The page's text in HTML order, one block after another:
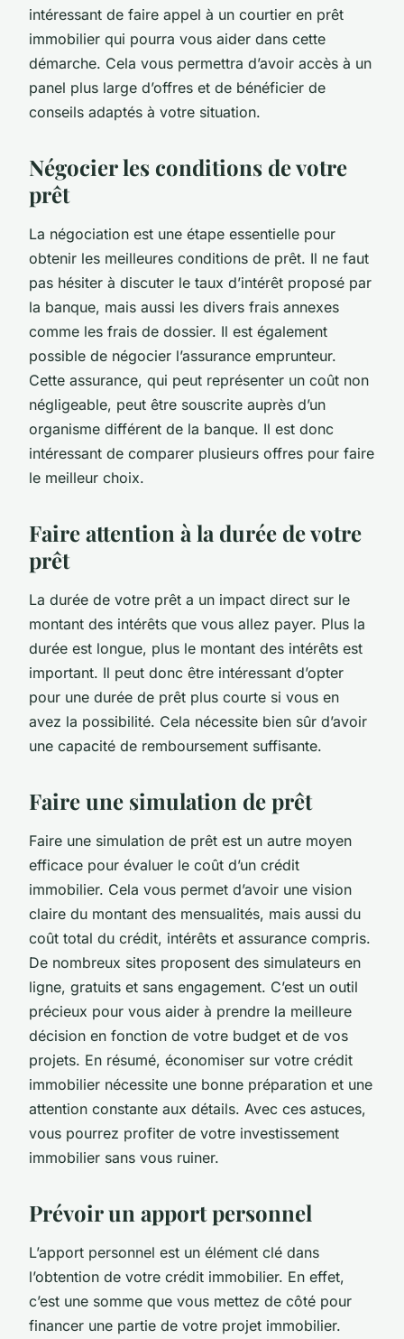
intéressant de faire appel à un courtier en prêt
immobilier qui pourra vous aider dans cette
démarche. Cela vous permettra d’avoir accès à un
panel plus large d’offres et de bénéficier de
conseils adaptés à votre situation.
Négocier les conditions de votre
prêt
La négociation est une étape essentielle pour
obtenir les meilleures conditions de prêt. Il ne faut
pas hésiter à discuter le taux d’intérêt proposé par
la banque, mais aussi les divers frais annexes
comme les frais de dossier. Il est également
possible de négocier l’assurance emprunteur.
Cette assurance, qui peut représenter un coût non
négligeable, peut être souscrite auprès d’un
organisme différent de la banque. Il est donc
intéressant de comparer plusieurs offres pour faire
le meilleur choix.
Faire attention à la durée de votre
prêt
La durée de votre prêt a un impact direct sur le
montant des intérêts que vous allez payer. Plus la
durée est longue, plus le montant des intérêts est
important. Il peut donc être intéressant d’opter
pour une durée de prêt plus courte si vous en
avez la possibilité. Cela nécessite bien sûr d’avoir
une capacité de remboursement suffisante.
Faire une simulation de prêt
Faire une simulation de prêt est un autre moyen
efficace pour évaluer le coût d’un crédit
immobilier. Cela vous permet d’avoir une vision
claire du montant des mensualités, mais aussi du
coût total du crédit, intérêts et assurance compris.
De nombreux sites proposent des simulateurs en
ligne, gratuits et sans engagement. C’est un outil
précieux pour vous aider à prendre la meilleure
décision en fonction de votre budget et de vos
projets. En résumé, économiser sur votre crédit
immobilier nécessite une bonne préparation et une
attention constante aux détails. Avec ces astuces,
vous pourrez profiter de votre investissement
immobilier sans vous ruiner.
Prévoir un apport personnel
L’apport personnel est un élément clé dans
l’obtention de votre crédit immobilier. En effet,
c’est une somme que vous mettez de côté pour
financer une partie de votre projet immobilier.